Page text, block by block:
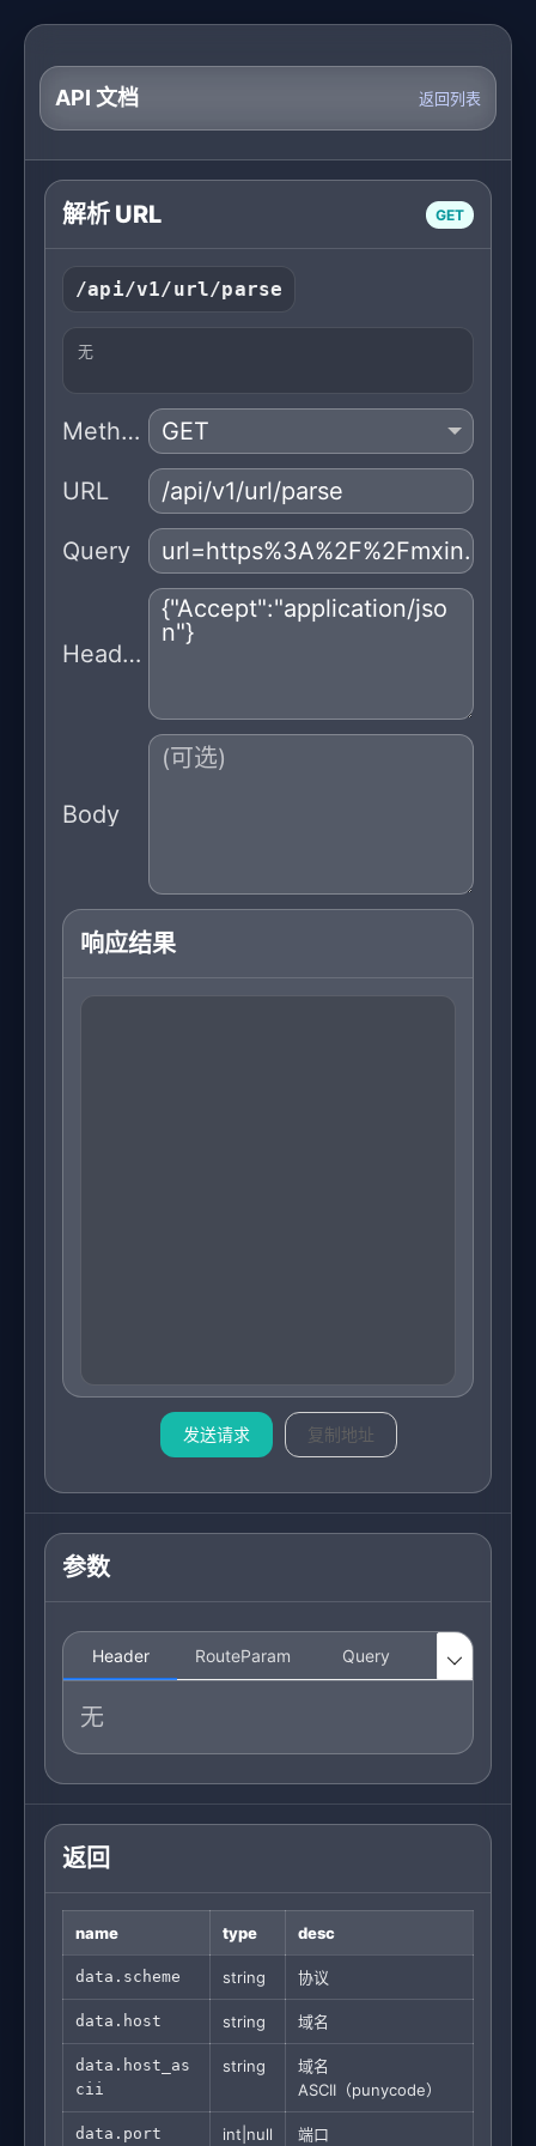
API 文档 返回列表
解析 URL GET
/api/v1/url/parse
无
Method
URL
Query
Headers
Body
响应结果
发送请求 复制地址
参数
Header RouteParam Query Body

无
返回
name type desc
data.scheme string 协议
data.host string 域名
data.host_as
cii
string
域名
ASCII（punycode）
data.port int|null 端口